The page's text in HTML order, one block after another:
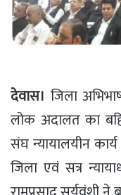
देवास। जिला
लोक अदालत का
संघ न्यायालयीन
जिला एवं सत्र